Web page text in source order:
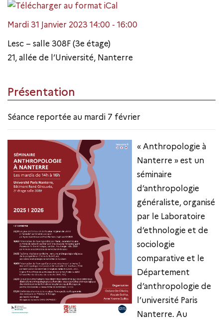
Mardi 31 Janvier 2023 14:00 - 16:00
Lesc – salle 308F (3e étage)
21, allée de l’Université, Nanterre
Présentation
Séance reportée au mardi 7 février
« Anthropologie à
Nanterre » est un
séminaire
d’anthropologie
généraliste, organisé
par le Laboratoire
d’ethnologie et de
sociologie
comparative et le
Département
d’anthropologie de
l’université Paris
Nanterre. Au